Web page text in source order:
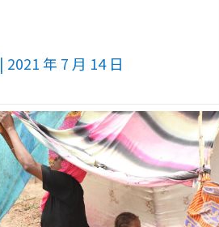
| 2021 年 7 月 14 日